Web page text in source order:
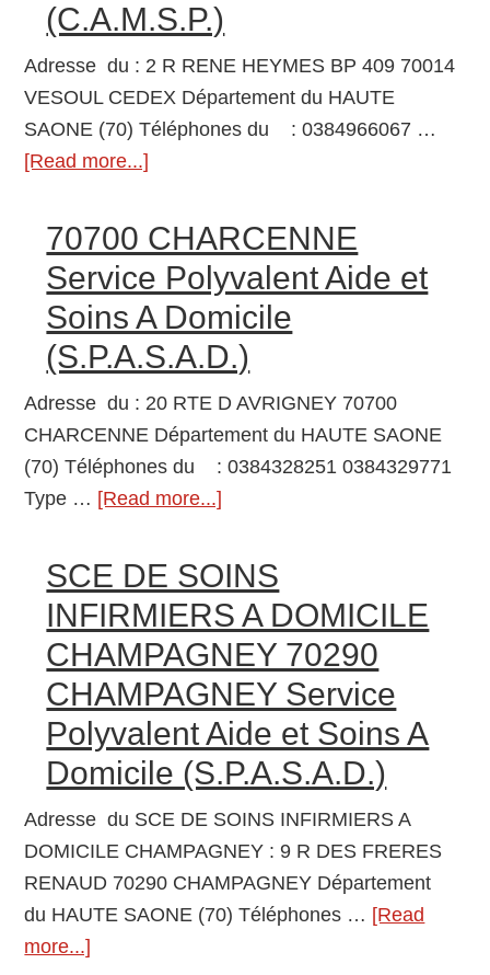
&
SA
Service
d’Aide
à
Domicile
(S.A.A.D.)
(C.A.M.S.P.)
Adresse du : 2 R RENE HEYMES BP 409 70014
VESOUL CEDEX Département du HAUTE
SAONE (70) Téléphones du : 0384966067 …
[Read more...]
VESOUL
CEDEX
Centre
Action
Médico-
Précoce
(C.A.M.S.P.)
70700 CHARCENNE
Service Polyvalent Aide et
Soins A Domicile
(S.P.A.S.A.D.)
Adresse du : 20 RTE D AVRIGNEY 70700
CHARCENNE Département du HAUTE SAONE
(70) Téléphones du : 0384328251 0384329771
Type … [Read more...]
CHARCENNE
Service
Polyvalent
Aide
et
Soins
A
Domicile
(S.P.A.S.A.D.)
SCE DE SOINS
INFIRMIERS A DOMICILE
CHAMPAGNEY 70290
CHAMPAGNEY Service
Polyvalent Aide et Soins A
Domicile (S.P.A.S.A.D.)
Adresse du SCE DE SOINS INFIRMIERS A
DOMICILE CHAMPAGNEY : 9 R DES FRERES
RENAUD 70290 CHAMPAGNEY Département
du HAUTE SAONE (70) Téléphones … [Read
more...]